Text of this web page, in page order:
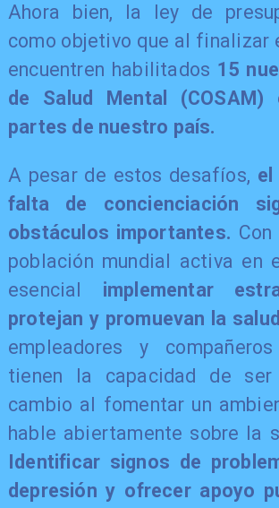
Ahora bien, la ley de
como objetivo que al finalizar
encuentren habilitados 15
de Salud Mental (COSAM)
partes de nuestro país.
​A pesar de estos desafíos, el
falta de concienciación
obstáculos importantes.
población mundial activa en
esencial
implementar
protejan y promuevan la
empleadores y
tienen la capacidad de ser
cambio al fomentar un
hable abiertamente sobre la
Identificar signos de
depresión y ofrecer apoyo